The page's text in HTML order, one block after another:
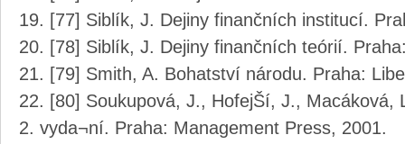
[77] Siblík, J. Dejiny finančních institucí.
[78] Siblík, J. Dejiny finančních teórií.
[79] Smith, A. Bohatství národu. Praha:
[80] Soukupová, J., HofejŠí, J., Macáková,
2. vyda¬ní. Praha: Management Press, 2001.